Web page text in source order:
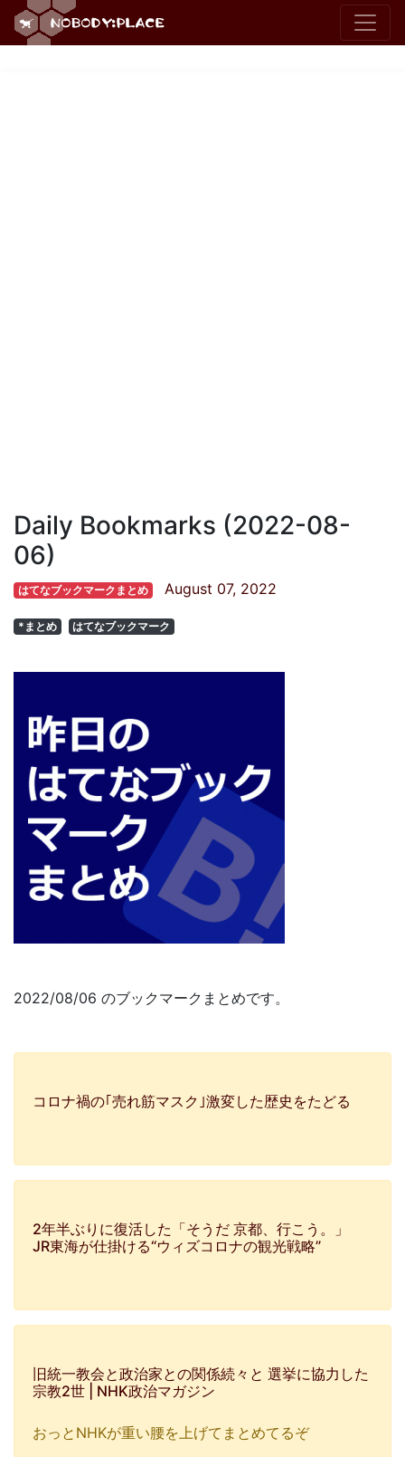
Daily Bookmarks (2022-08-
06)
はてなブックマークまとめ August 07, 2022
*まとめ はてなブックマーク
2022/08/06 のブックマークまとめです。
コロナ禍の｢売れ筋マスク｣激変した歴史をたどる
2年半ぶりに復活した「そうだ 京都、行こう。」
JR東海が仕掛ける“ウィズコロナの観光戦略”
旧統一教会と政治家との関係続々と 選挙に協力した
宗教2世 | NHK政治マガジン
おっとNHKが重い腰を上げてまとめてるぞ